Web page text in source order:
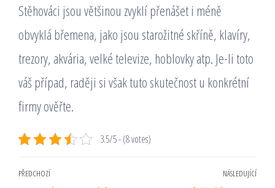
Stěhováci jsou většinou zvyklí přenášet i méně
obvyklá břemena, jako jsou starožitné skříně, klavíry,
trezory, akvária, velké televize, hoblovky atp. Je-li toto
váš případ, raději si však tuto skutečnost u konkrétní
firmy ověřte.
3.5/5 - (8 votes)
Navigace
Předchozí
PŘEDCHOZÍ NÁSLEDUJÍCÍ